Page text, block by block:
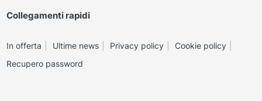
Collegamenti rapidi
In offerta Ultime news Privacy policy
Cookie policy
Recupero password